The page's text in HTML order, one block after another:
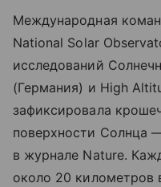
Международная
National Solar
исследований
(Германия) и High
зафиксировала
поверхности Солнца
в журнале Nature.
около 20 километров